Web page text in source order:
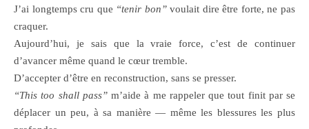
J’ai longtemps cru que “tenir bon”voulait dire être forte, ne pas
craquer.
Aujourd’hui, je sais que la vraie force, c’est de continuer
d’avancer même quand le cœur tremble.
D’accepter d’être en reconstruction, sans se presser.
“This too shall pass”m’aide à me rappeler que tout finit par se
déplacer un peu, à sa manière — même les blessures les plus